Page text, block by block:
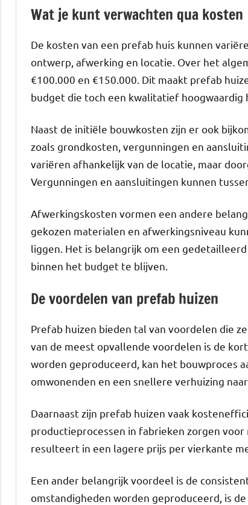
Wat je kunt verwachten qua kosten
De kosten van een prefab huis kunnen
ontwerp, afwerking en locatie. Over het
€100.000 en €150.000. Dit maakt prefab
budget die toch een kwalitatief hoogwaardig
Naast de initiële bouwkosten zijn er ook
zoals grondkosten, vergunningen en
variëren afhankelijk van de locatie, maar
Vergunningen en aansluitingen kunnen
Afwerkingskosten vormen een andere
gekozen materialen en afwerkingsniveau
liggen. Het is belangrijk om een
binnen het budget te blijven.
De voordelen van prefab huizen
Prefab huizen bieden tal van voordelen die
van de meest opvallende voordelen is de
worden geproduceerd, kan het bouwproces
omwonenden en een snellere verhuizing naar
Daarnaast zijn prefab huizen vaak
productieprocessen in fabrieken zorgen
resulteert in een lagere prijs per vierkante
Een ander belangrijk voordeel is de
omstandigheden worden geproduceerd, is